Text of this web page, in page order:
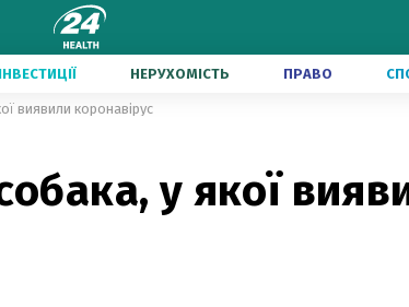
ІНВЕСТИЦІЇ НЕРУХОМІСТЬ ПРАВО
виявили коронавірус
у якої